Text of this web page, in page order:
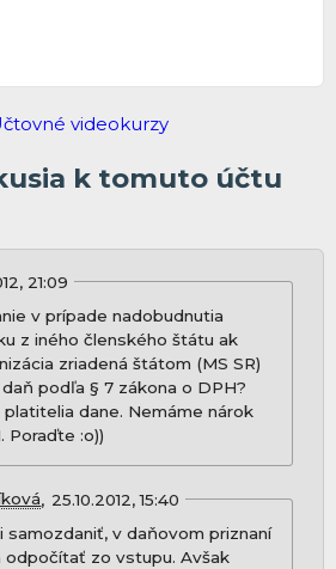
k tomuto účtu
21:09
v prípade nadobudnutia
z iného členského štátu ak
zriadená štátom (MS SR)
podľa § 7 zákona o DPH?
dane. Nemáme nárok
Poraďte :o))
25.10.2012, 15:40
samozdaniť, v daňovom priznaní
zo vstupu. Avšak